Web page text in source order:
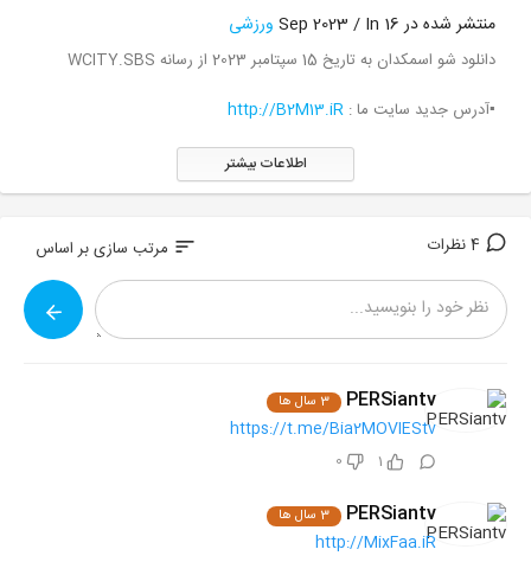
منتشر شده در 16 Sep 2023 / In ورزشی
دانلود شو اسمکدان به تاریخ 15 سپتامبر 2023 از رسانه WCITY.SBS
▪آدرس جدید سایت ما : http://B2M13.iR
اطلاعات بیشتر
sort مرتب سازی بر اساس
PERSiantv 3 سال ها
https://t.me/Bia2MOVIEStv
1
0
PERSiantv 3 سال ها
http://MixFaa.iR